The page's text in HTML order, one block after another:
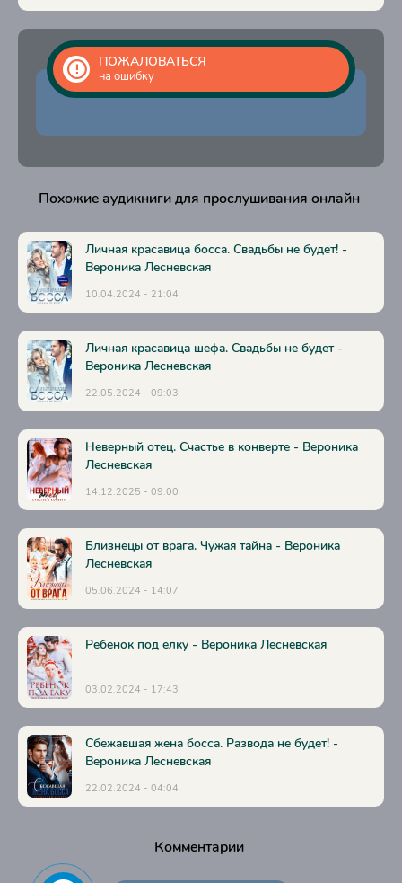
19
20
21
27
28
29
30
31
32
33
34
35
36
37
38
39
ПОЖАЛОВАТЬСЯ
на ошибку
Похожие аудикниги для прослушивания онлайн
Личная красавица босса. Свадьбы не будет! -
Вероника Лесневская
10.04.2024 - 21:04
Личная красавица шефа. Свадьбы не будет -
Вероника Лесневская
22.05.2024 - 09:03
Неверный отец. Счастье в конверте - Вероника
Лесневская
14.12.2025 - 09:00
Близнецы от врага. Чужая тайна - Вероника
Лесневская
05.06.2024 - 14:07
Ребенок под елку - Вероника Лесневская
03.02.2024 - 17:43
Сбежавшая жена босса. Развода не будет! -
Вероника Лесневская
22.02.2024 - 04:04
Комментарии